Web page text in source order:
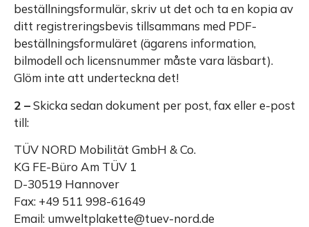
beställningsformulär, skriv ut det och ta en kopia av
ditt registreringsbevis tillsammans med PDF-
beställningsformuläret (ägarens information,
bilmodell och licensnummer måste vara läsbart).
Glöm inte att underteckna det!
2 –Skicka sedan dokument per post, fax eller e-post
till:
TÜV NORD Mobilität GmbH & Co.
KG FE-Büro Am TÜV 1
D-30519 Hannover
Fax: +49 511 998-61649
Email: umweltplakette@tuev-nord.de